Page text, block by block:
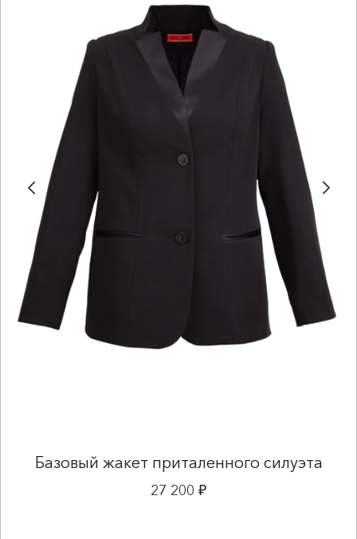
Базовый жакет приталенного силуэта
27 200 ₽